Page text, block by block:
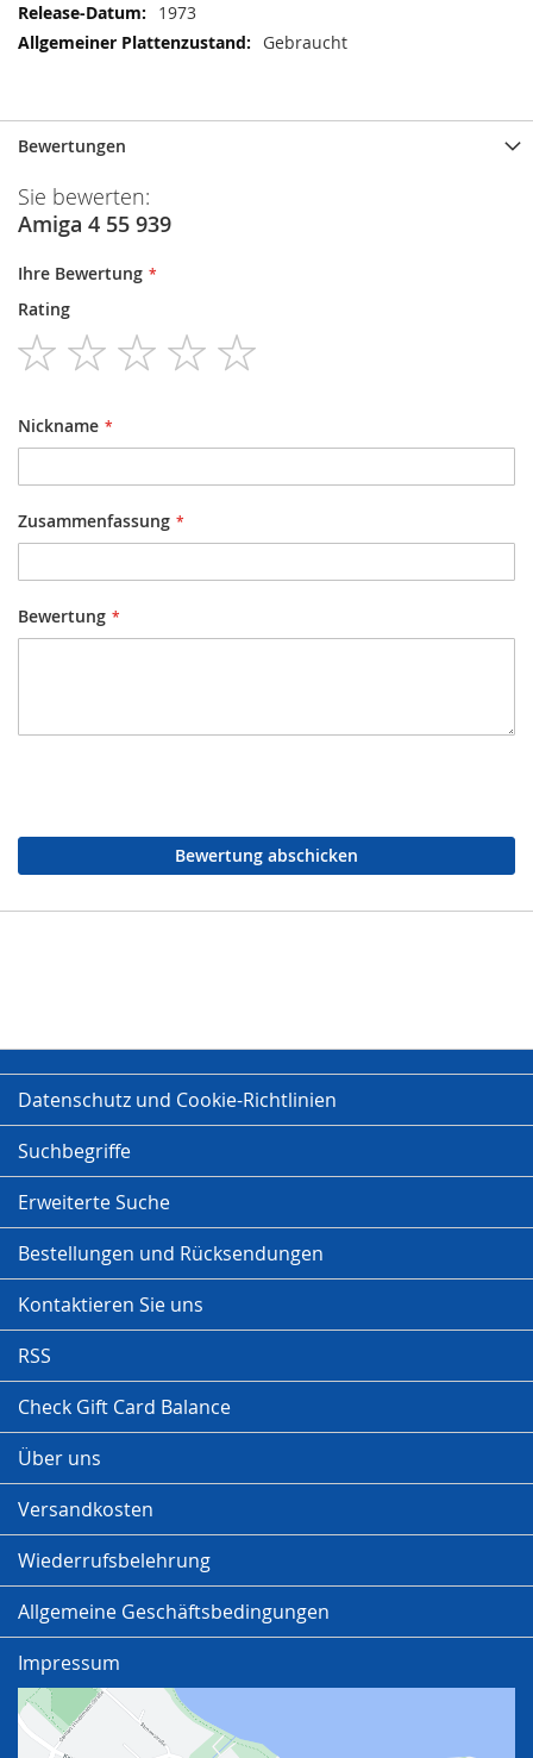
1973
Gebraucht
Bewertungen
Sie bewerten:
Amiga 4 55 939
Ihre Bewertung
Rating
1
star
2
stars
3
stars
4
stars
Nickname
Zusammenfassung
Bewertung
Bewertung abschicken
Datenschutz und Cookie-Richtlinien
Suchbegriffe
Erweiterte Suche
Bestellungen und Rücksendungen
Kontaktieren Sie uns
RSS
Check Gift Card Balance
Über uns
Versandkosten
Wiederrufsbelehrung
Allgemeine Geschäftsbedingungen
Impressum